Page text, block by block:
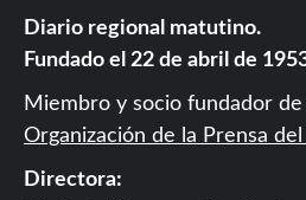
Diario regional matutino.
Fundado el 22 de abril de
Miembro y socio fundador de
Organización de la Prensa
Directora: